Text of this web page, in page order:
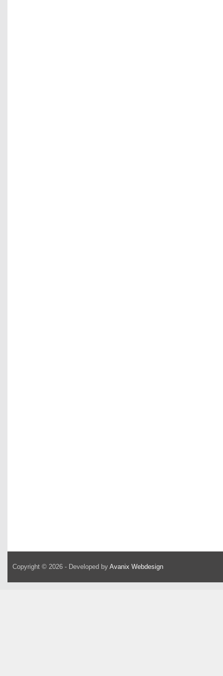
Copyright © 2026 - Developed by Avanix Webdesign